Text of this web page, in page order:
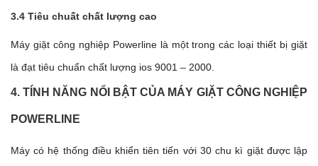
3.4 Tiêu chuất chất lượng cao
Máy giặt công nghiệp Powerline là một trong các loại thiết bị giặt
là đạt tiêu chuẩn chất lượng ios 9001 – 2000.
4. TÍNH NĂNG NỔI BẬT CỦA MÁY GIẶT CÔNG NGHIỆP
POWERLINE
Máy có hệ thống điều khiển tiên tiến với 30 chu kì giặt được lập